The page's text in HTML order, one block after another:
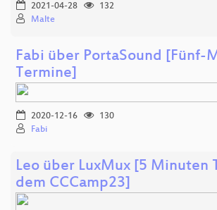
2021-04-28
132
Malte
Fabi über PortaSound [Fünf-
Termine]
2020-12-16
130
Fabi
Leo über LuxMux [5 Minuten
dem CCCamp23]